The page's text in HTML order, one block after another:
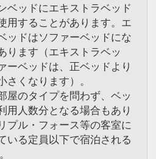
ベッドにエキストラベッド
用することがあります。エ
ッドはソファーベッドにな
ります（エキストラベッ
ーベッドは、正ベッドより
さくなります）。
屋のタイプを問わず、ベッ
用人数分となる場合もあり
プル・フォース等の客室に
いる定員以下で宿泊される